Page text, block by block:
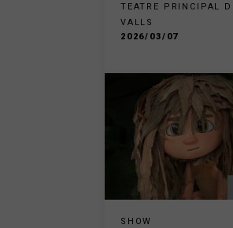
TEATRE PRINCIPAL
VALLS
2026/03/07
SHOW